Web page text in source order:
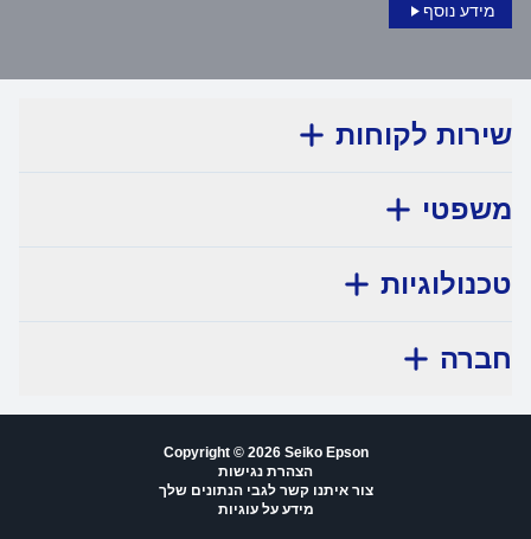
מידע נוסף
שירות לקוחות
משפטי
טכנולוגיות
חברה
Copyright © 2026 Seiko Epson
הצהרת נגישות
צור איתנו קשר לגבי הנתונים שלך
מידע על עוגיות